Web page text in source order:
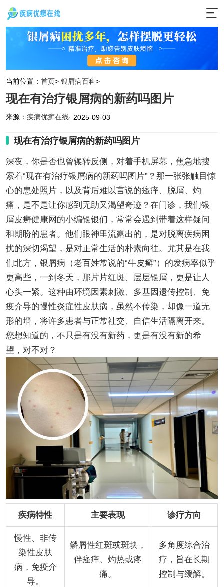
当前位置： 首页> 银屑病百科>
现在有治疗银屑病的新药吗图片
来源： 疾病优癣在线· 2025-09-03
现在有治疗银屑病的新药吗图片
深夜，你是否也曾辗转反侧，对着手机屏幕，焦急地搜
索着“现在有治疗银屑病的新药吗图片”？那一张张触目惊
心的患处照片，以及背后难以言说的瘙痒、脱屑、灼
痛，是不是让你感到无助又渴望奇迹？在门诊，我们银
屑皮癣健康网的小编银银们，常常会遇到带着这样疑问
和期盼的患者。他们眼神里流露出的，是对脱离疾病困
扰的深切渴望，是对正常生活的朴素向往。尤其是在我
们北方，银屑病（老百姓常说的“牛皮癣”）的发病率似乎
更高些，一到冬天，那片片红斑、层层银屑，更是让人
心头一紧。这种由环境因素刺激、多基因遗传控制、免
疫介导的慢性炎症性皮肤病，虽然不传染，却像一道无
形的墙，将许多患者与正常社交、自信生活隔离开来。
您想知道的，不只是有没有新药，更是有没有新的希
望，对不对？
疾病特性 主要表现 诊疗方向
慢性、非传
染性皮肤
病，免疫介
导。
鳞屑性红斑或斑块，
伴瘙痒、灼热或疼
痛。
多角度综合治
疗，旨在长期
控制与缓解。